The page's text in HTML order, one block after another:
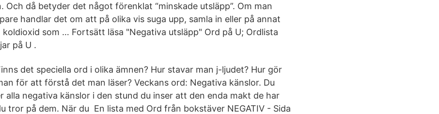
Och då betyder det något förenklat “minskade utsläpp”. Om man
handlar det om att på olika vis suga upp, samla in eller på annat
som … Fortsätt läsa "Negativa utsläpp" Ord på U; Ordlista
på U .
det speciella ord i olika ämnen? Hur stavar man j-ljudet? Hur gör
för att förstå det man läser? Veckans ord: Negativa känslor. Du
alla negativa känslor i den stund du inser att den enda makt de har
tror på dem. När du En lista med Ord från bokstäver NEGATIV - Sida